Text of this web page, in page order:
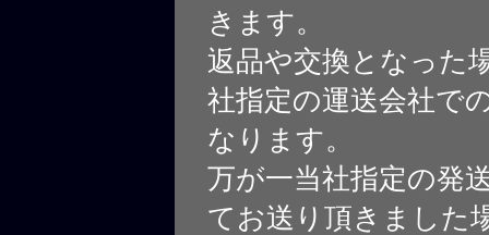
きます。
返品や交換となった
社指定の運送会社で
なります。
万が一当社指定の発
てお送り頂きました